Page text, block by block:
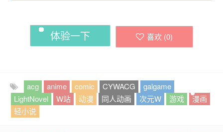
体验一下 喜欢 (0)
acg anime comic CYWACG
galgame
LightNovel
W站 动漫 同人动画 次元W 游戏
漫画
轻小说